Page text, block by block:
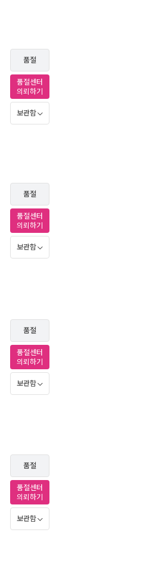
품절
품절센터
의뢰하기
보관함
품절
품절센터
의뢰하기
보관함
품절
품절센터
의뢰하기
보관함
품절
품절센터
의뢰하기
보관함